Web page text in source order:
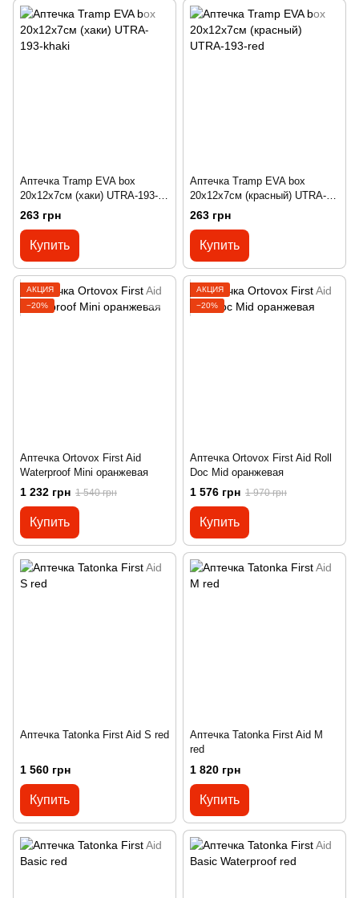
Аптечка Tramp EVA box
20х12х7см (хаки) UTRA-193-
khaki
263 грн
Купить
Аптечка Tramp EVA box
20х12х7см (красный) UTRA-
193-red
263 грн
Купить
АКЦИЯ
−20%
Аптечка Ortovox First Aid
Waterproof Mini оранжевая
1 232 грн 1 540 грн
Купить
АКЦИЯ
−20%
Аптечка Ortovox First Aid Roll
Doc Mid оранжевая
1 576 грн 1 970 грн
Купить
Аптечка Tatonka First Aid S red
1 560 грн
Купить
Аптечка Tatonka First Aid M
red
1 820 грн
Купить